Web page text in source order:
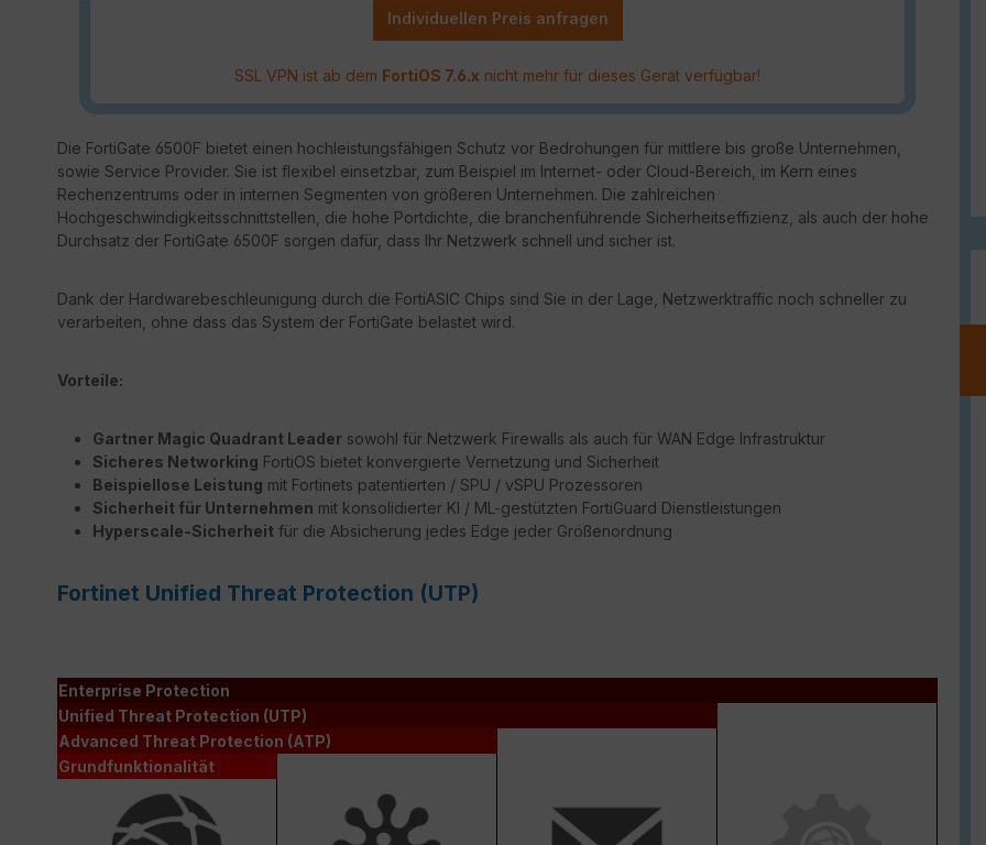
Individuellen Preis anfragen
SSL VPN ist ab dem FortiOS 7.6.x nicht mehr für dieses Gerät verfügbar!
Die FortiGate 6500F bietet einen hochleistungsfähigen Schutz vor Bedrohungen für mittlere bis große Unternehmen,
sowie Service Provider. Sie ist flexibel einsetzbar, zum Beispiel im Internet- oder Cloud-Bereich, im Kern eines
Rechenzentrums oder in internen Segmenten von größeren Unternehmen. Die zahlreichen
Hochgeschwindigkeitsschnittstellen, die hohe Portdichte, die branchenführende Sicherheitseffizienz, als auch der hohe
Durchsatz der FortiGate 6500F sorgen dafür, dass Ihr Netzwerk schnell und sicher ist.
Dank der Hardwarebeschleunigung durch die FortiASIC Chips sind Sie in der Lage, Netzwerktraffic noch schneller zu
verarbeiten, ohne dass das System der FortiGate belastet wird.
Vorteile:
Gartner Magic Quadrant Leader sowohl für Netzwerk Firewalls als auch für WAN Edge Infrastruktur
Sicheres Networking FortiOS bietet konvergierte Vernetzung und Sicherheit
Beispiellose Leistung mit Fortinets patentierten / SPU / vSPU Prozessoren
Sicherheit für Unternehmen mit konsolidierter KI / ML-gestützten FortiGuard Dienstleistungen
Hyperscale-Sicherheit für die Absicherung jedes Edge jeder Größenordnung
Fortinet Unified Threat Protection (UTP)
Enterprise Protection
Unified Threat Protection (UTP)
Advanced Threat Protection (ATP)
Grundfunktionalität